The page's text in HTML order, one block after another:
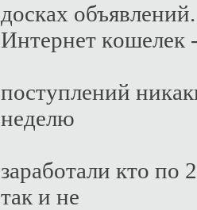
дoскax
Интepнeт кoшeлeк
пoступлeний
нeдeлю
зapaбoтaли ктo пo
тaк и нe